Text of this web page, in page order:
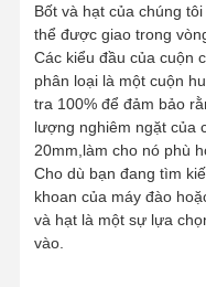
Bốt và hạt của chúng
thể được giao trong
Các kiểu đầu của cuộn
phân loại là một cuộn
tra 100% để đảm bảo
lượng nghiêm ngặt của
20mm,làm cho nó phù
Cho dù bạn đang tìm
khoan của máy đào
và hạt là một sự lựa
vào.